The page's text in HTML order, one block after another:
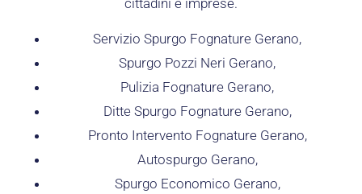
Servizio Spurgo Fognature Gerano,
Spurgo Pozzi Neri Gerano,
Pulizia Fognature Gerano,
Ditte Spurgo Fognature Gerano,
Pronto Intervento Fognature Gerano,
Autospurgo Gerano,
Spurgo Economico Gerano,